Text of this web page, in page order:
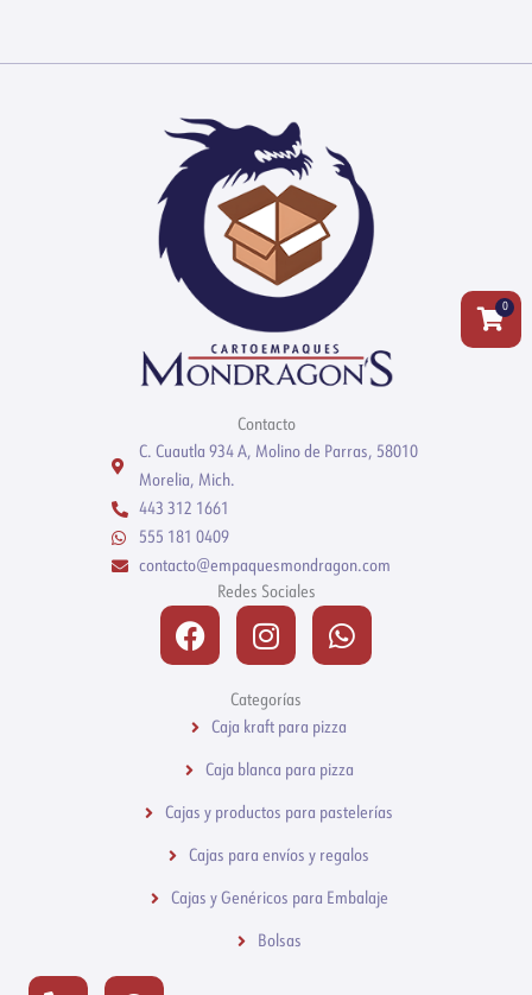
Contacto
C. Cuautla 934 A, Molino de Parras, 58010
Morelia, Mich.
443 312 1661
555 181 0409
contacto@empaquesmondragon.com
Redes Sociales
FacebookInstagramWhatsapp
Categorías
Caja kraft para pizza
Caja blanca para pizza
Cajas y productos para pastelerías
Cajas para envíos y regalos
Cajas y Genéricos para Embalaje
Bolsas
0